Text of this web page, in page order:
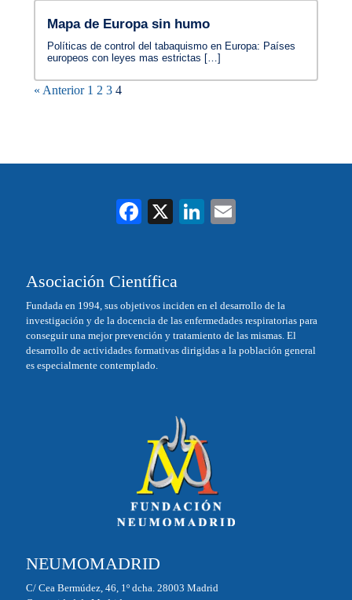
Mapa de Europa sin humo
Políticas de control del tabaquismo en Europa: Países
europeos con leyes mas estrictas […]
« Anterior 1 2 3 4
Fa
ok
X
Li
Asociación Científica
Fundada en 1994, sus objetivos inciden en el desarrollo de la
investigación y de la docencia de las enfermedades respiratorias para
conseguir una mejor prevención y tratamiento de las mismas. El
desarrollo de actividades formativas dirigidas a la población general
es especialmente contemplado.
NEUMOMADRID
C/ Cea Bermúdez, 46, 1º dcha. 28003 Madrid